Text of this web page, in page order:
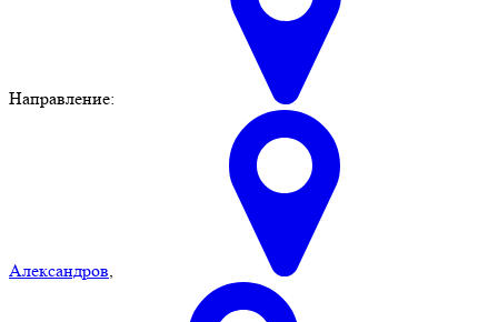
Направление:
Александров,